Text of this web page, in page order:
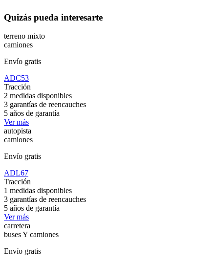
Quizás pueda interesarte
terreno mixto
camiones
Envío gratis
ADC53
Tracción
2 medidas disponibles
3 garantías de reencauches
5 años de garantía
Ver más
autopista
camiones
Envío gratis
ADL67
Tracción
1 medidas disponibles
3 garantías de reencauches
5 años de garantía
Ver más
carretera
buses Y camiones
Envío gratis